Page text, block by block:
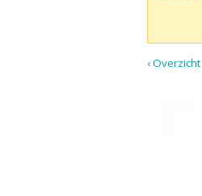
‹ Overzicht